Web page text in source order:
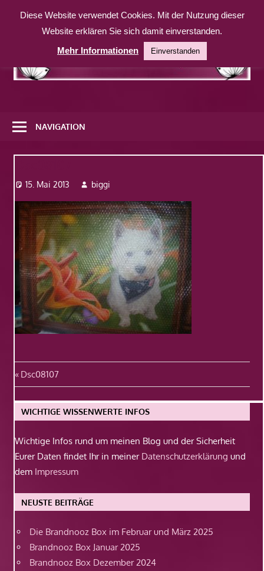
Inhalt
weitere
Website
NAVIGATION
15. Mai 2013 biggi
Beitragsnavigation
Vorheriger
Beitrag:
Dsc08107
WICHTIGE WISSENWERTE INFOS
Wichtige Infos rund um meinen Blog und der Sicherheit
Eurer Daten findet Ihr in meiner Datenschutzerklärung und
dem Impressum
NEUSTE BEITRÄGE
Die Brandnooz Box im Februar und März 2025
Brandnooz Box Januar 2025
Brandnooz Box Dezember 2024
Diese Website verwendet Cookies. Mit der Nutzung dieser
Website erklären Sie sich damit einverstanden.
Mehr Informationen
Einverstanden